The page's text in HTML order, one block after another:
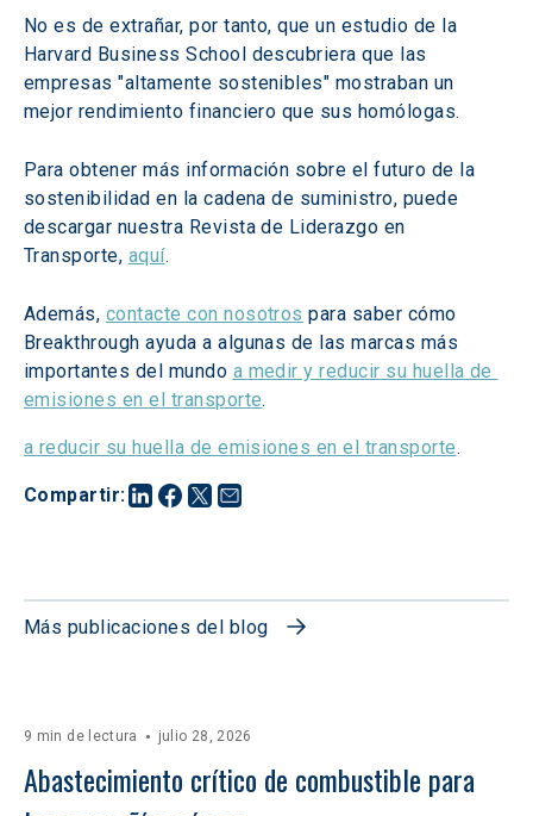
Compartir:
No es de extrañar, por tanto, que un estudio de la
Harvard Business School descubriera que las
empresas "altamente sostenibles" mostraban un
mejor rendimiento financiero que sus homólogas.
Para obtener más información sobre el futuro de la
sostenibilidad en la cadena de suministro, puede
descargar nuestra Revista de Liderazgo en
Transporte, aquí.
Además, contacte con nosotros para saber cómo
Breakthrough ayuda a algunas de las marcas más
importantes del mundo a medir y reducir su huella de
emisiones en el transporte.
a reducir su huella de emisiones en el transporte.
Más publicaciones del blog
9 min de lectura julio 28, 2026
Abastecimiento crítico de combustible para